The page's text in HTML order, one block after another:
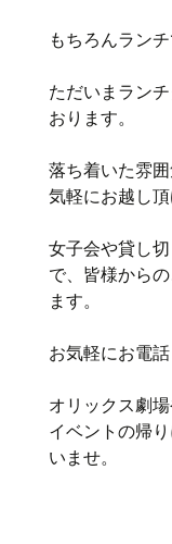
もちろんラン
ただいまラン
おります。
落ち着いた雰
気軽にお越し頂
女子会や貸し
で、皆様から
ます。
お気軽にお電話
オリックス劇
イベントの帰
いませ。